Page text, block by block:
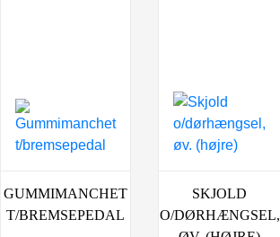
GUMMIMANCHET
T/BREMSEPEDAL
SKJOLD
O/DØRHÆNGSEL,